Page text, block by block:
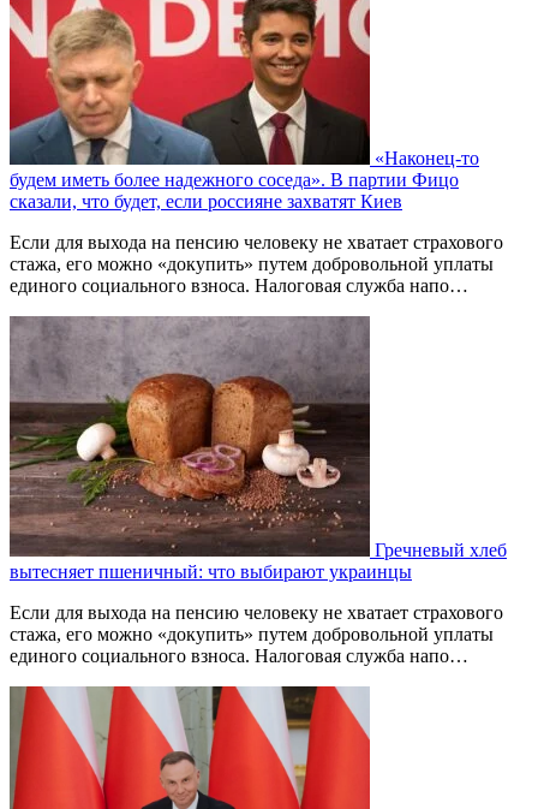
«Наконец-то
будем иметь более надежного соседа». В партии Фицо
сказали, что будет, если россияне захватят Киев
Если для выхода на пенсию человеку не хватает страхового
стажа, его можно «докупить» путем добровольной уплаты
единого социального взноса. Налоговая служба напо…
Гречневый хлеб
вытесняет пшеничный: что выбирают украинцы
Если для выхода на пенсию человеку не хватает страхового
стажа, его можно «докупить» путем добровольной уплаты
единого социального взноса. Налоговая служба напо…